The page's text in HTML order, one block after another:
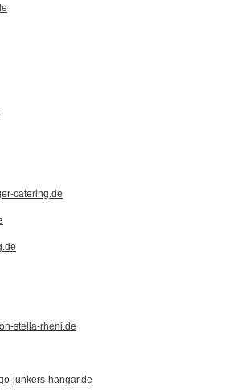
catering.de
stella-rheni.de
junkers-hangar.de